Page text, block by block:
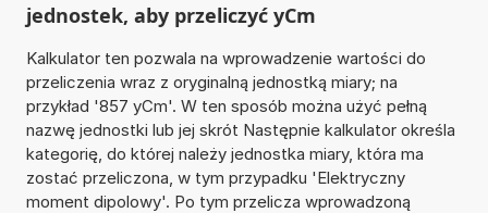
jednostek, aby przeliczyć yCm
Kalkulator ten pozwala na wprowadzenie wartości do
przeliczenia wraz z oryginalną jednostką miary; na
przykład '857 yCm'. W ten sposób można użyć pełną
nazwę jednostki lub jej skrót Następnie kalkulator określa
kategorię, do której należy jednostka miary, która ma
zostać przeliczona, w tym przypadku 'Elektryczny
moment dipolowy'. Po tym przelicza wprowadzoną